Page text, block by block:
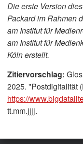
Die erste Version
Packard im Rahmen
am Institut für
am Institut für
Köln erstellt.
Zitiervorschlag:
2025. "Postdigitalität
https://
tt.mm.jjjj.